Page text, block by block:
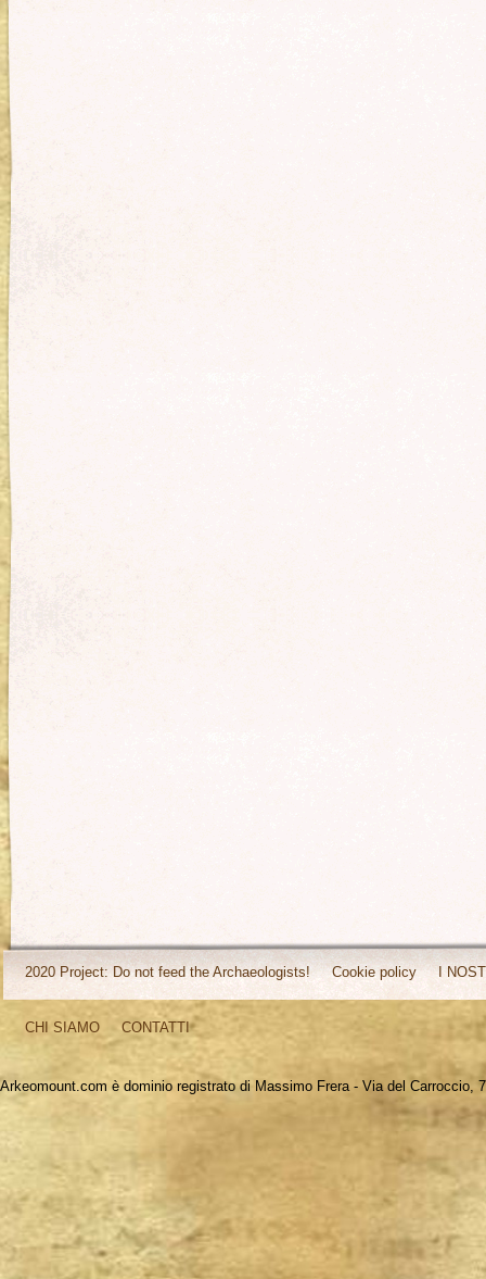
2020 Project: Do not feed the Archaeologists! Cookie policy I
CHI SIAMO CONTATTI
Arkeomount.com è dominio registrato di Massimo Frera - Via del